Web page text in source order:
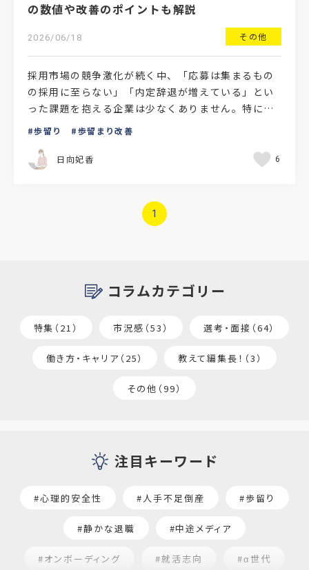
の数値や改善のポイントも解説
2026/06/18 その他
採用市場の競争激化が続く中、「応募は集まるもの
の採用に至らない」「内定辞退が増えている」とい
った課題を抱える企業は少なくありません。特に中
途採用では、採用単価の高騰や売り手市場化によ
歩留り 歩留まり改善
日向妃香 6
1
コラムカテゴリー
特集（21） 市況感（53） 選考・面接（64）
働き方・キャリア（25） 教えて編集長！（3）
その他（99）
注目キーワード
#心理的安全性 #人手不足倒産 #歩留り
#静かな退職 #中途メディア
#オンボーディング #就活志向 #α世代